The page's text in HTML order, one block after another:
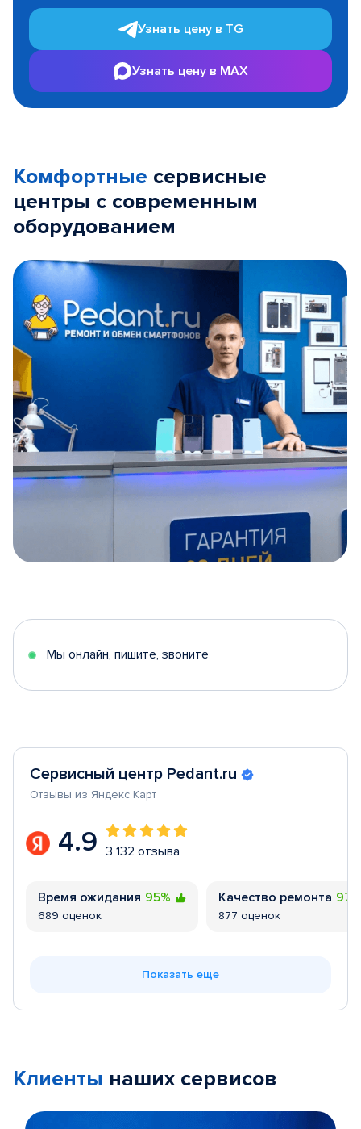
Узнать цену в TG
Узнать цену в MAX
Комфортные сервисные
центры с современным
оборудованием
5
Мы онлайн, пишите, звоните
Сервисный центр Pedant.ru
Отзывы из Яндекс Карт
4.9 3 132 отзыва
Время ожидания 95%
689 оценок
Качество ремонта
877 оценок
Показать еще
Клиенты наших сервисов